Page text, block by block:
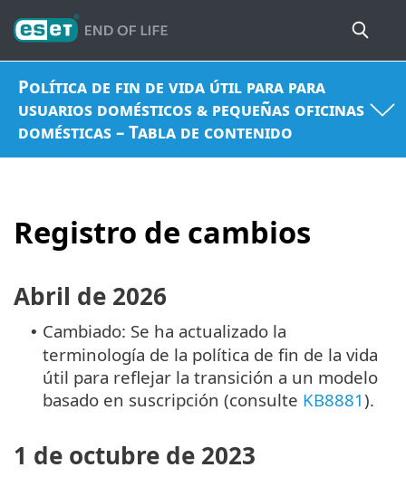
Política de fin de vida útil para para
usuarios domésticos & pequeñas oficinas
domésticas – Tabla de contenido
Registro de cambios
Abril de 2026
• Cambiado: Se ha actualizado la
terminología de la política de fin de la vida
útil para reflejar la transición a un modelo
basado en suscripción (consulte KB8881).
1 de octubre de 2023